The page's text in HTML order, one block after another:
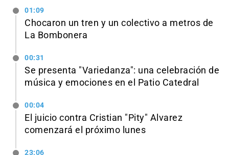
01:09
Chocaron un tren y un colectivo a metros de
La Bombonera
00:31
Se presenta "Variedanza": una celebración de
música y emociones en el Patio Catedral
00:04
El juicio contra Cristian "Pity" Alvarez
comenzará el próximo lunes
23:06